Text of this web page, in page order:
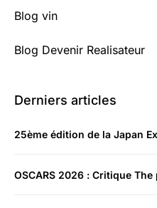
Blog vin
Blog Devenir Realisateur
Derniers articles
25ème édition de la Japan
OSCARS 2026 : Critique